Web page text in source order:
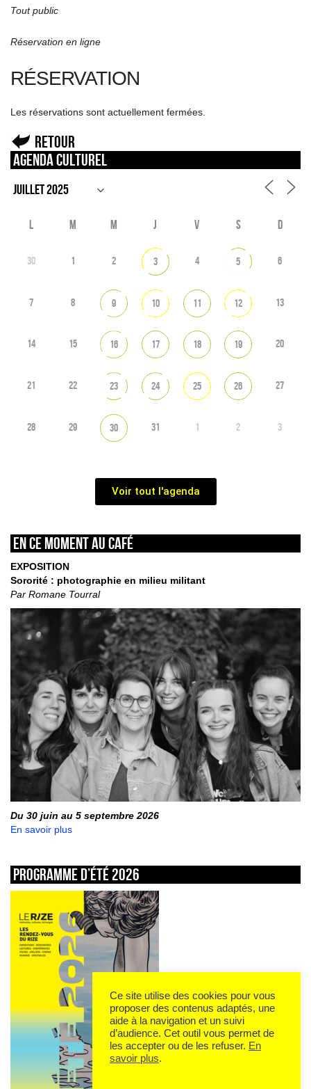
Tout public
Réservation en ligne
RÉSERVATION
Les réservations sont actuellement fermées.
Retour
Agenda culturel
L M M J V S D
30 1 2 3 4 5 6
7 8 9 10 11 12 13
14 15 16 17 18 19 20
21 22 23 24 25 26 27
28 29 30 31 1 2 3
Voir tout l'agenda
En ce moment au café
EXPOSITION
Sororité : photographie en milieu militant
Par Romane Tourral
Du 30 juin au 5 septembre 2026
En savoir plus
Programme d’été 2026
Ce site utilise des cookies pour vous
proposer des contenus adaptés, une
aide à la navigation et un suivi
d’audience. Cet outil vous permet de
les accepter ou de les refuser. En
savoir plus.